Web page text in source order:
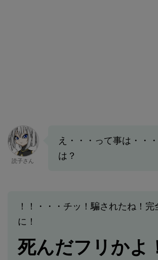
読子さん
え・・・って事は・・
は？
！！・・・チッ！騙されたね！完
に！
死んだフリかよ